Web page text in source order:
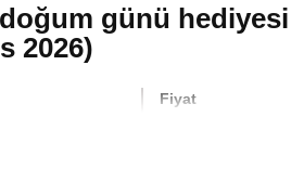
günü hediyesi
2026)
Fiyat